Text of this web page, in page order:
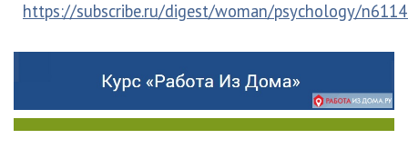
https://subscribe.ru/digest/woman/psychology/